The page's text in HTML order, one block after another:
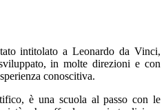
intitolato a Leonardo da Vinci,
in molte direzioni e con
conoscitiva.
è una scuola al passo con le